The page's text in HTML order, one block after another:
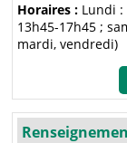
Horaires : Lundi :
13h45-17h45 ;
mardi, vendredi)